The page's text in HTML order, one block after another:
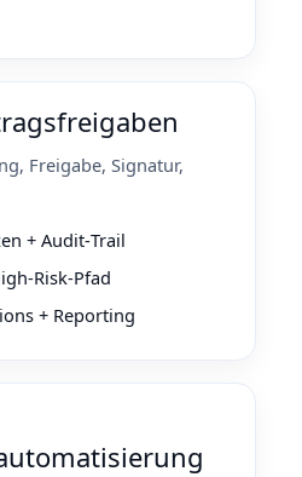
Freigabe, Signatur,
+ Audit‑Trail
+ Reporting